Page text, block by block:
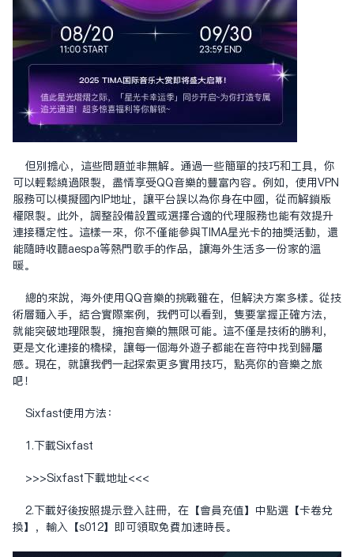
但別擔心，這些問題並非無解。通過一些簡單的技巧和工具，你
可以輕鬆繞過限制，盡情享受QQ音樂的豐富內容。例如，使用VPN
服務可以模擬國內IP地址，讓平台誤以為你身在中國，從而解鎖版
權限制。此外，調整設備設置或選擇合適的代理服務也能有效提升
連接穩定性。這樣一來，你不僅能參與TIMA星光卡的抽獎活動，還
能隨時收聽aespa等熱門歌手的作品，讓海外生活多一份家的溫
暖。
總的來說，海外使用QQ音樂的挑戰雖在，但解決方案多樣。從技
術層面入手，結合實際案例，我們可以看到，只要掌握正確方法，
就能突破地理限制，擁抱音樂的無限可能。這不僅是技術的勝利，
更是文化連接的橋樑，讓每一個海外遊子都能在音符中找到歸屬
感。現在，就讓我們一起探索更多實用技巧，點亮你的音樂之旅
吧！
Sixfast使用方法：
1.下載Sixfast
>>>Sixfast下载地址<<<
2.下載好後按照提示登入註冊，在【會員充值】中點選【卡卷兌
換】，輸入【s012】即可領取免費加速時長。